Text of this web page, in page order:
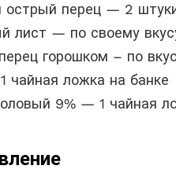
острый перец — 2
лист — по своему
горошком – по
чайная ложка на банке
9% — 1 чайная